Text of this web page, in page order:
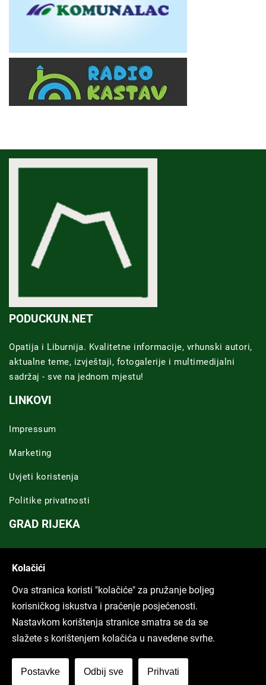
PODUCKUN.NET
Opatija i Liburnija. Kvalitetne informacije, vrhunski autori,
aktualne teme, izvještaji, fotogalerije i multimedijalni
sadržaj - sve na jednom mjestu!
LINKOVI
Impressum
Marketing
Uvjeti koristenja
Politike privatnosti
GRAD RIJEKA
ARHIVA TEKSTOVA
Svi tekstovi
Kolačići
Ova stranica koristi "kolačiće" za pružanje boljeg
korisničkog iskustva i praćenje posjećenosti.
Nastavkom korištenja stranice smatra se da se
slažete s korištenjem kolačića u navedene svrhe.
Postavke Odbij sve Prihvati